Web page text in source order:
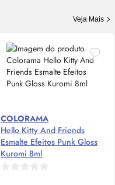
Veja Mais
COLORAMA
Hello Kitty And Friends
Esmalte Efeitos PunkGloss
Kuromi 8ml